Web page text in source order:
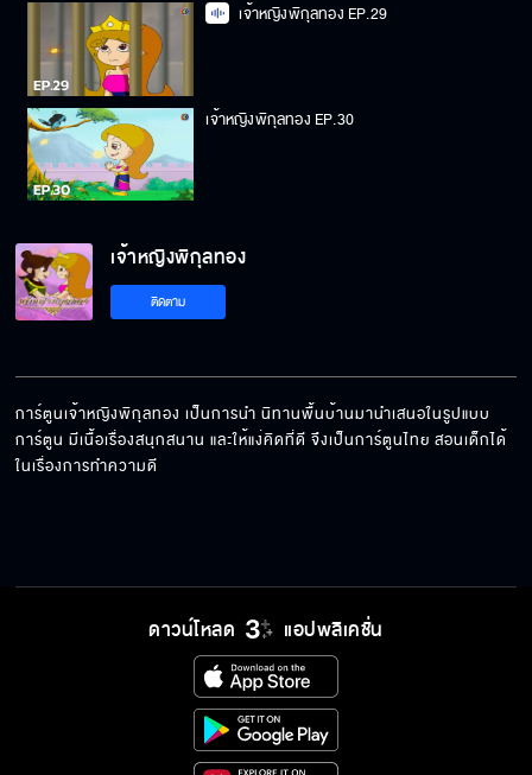
เจ้าหญิงพิกุลทอง EP.29
เจ้าหญิงพิกุลทอง EP.30
เจ้าหญิงพิกุลทอง
ติดตาม
การ์ตูนเจ้าหญิงพิกุลทอง เป็นการนำ นิทานพื้นบ้านมานำเสนอในรูปแบบ
การ์ตูน มีเนื้อเรื่องสนุกสนาน และให้แง่คิดที่ดี จึงเป็นการ์ตูนไทย สอนเด็กได้
ในเรื่องการทำความดี
ดาวน์โหลด แอปพลิเคชั่น